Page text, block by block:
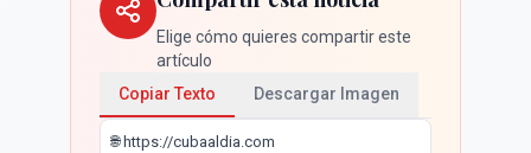
Elige cómo quieres compartir este
artículo
Copiar Texto
Descargar Imagen
🌐 https://cubaaldia.com